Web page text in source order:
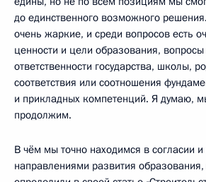
до единственного возможного
очень жаркие, и среди вопросов есть
ценности и цели образования,
ответственности государства, школы,
соответствия или соотношения
и прикладных компетенций. Я думаю,
продолжим.
В чём мы точно находимся в согласии
направлениями развития